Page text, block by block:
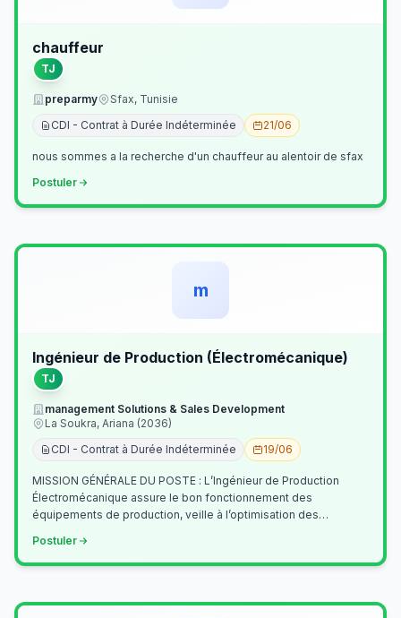
chauffeur
TJ
preparmy
Sfax, Tunisie
CDI - Contrat à Durée Indéterminée
21/06
nous sommes a la recherche d'un chauffeur au alentoir de sfax
Postuler
m
Ingénieur de Production (Électromécanique)
TJ
management Solutions & Sales Development
La Soukra, Ariana (2036)
CDI - Contrat à Durée Indéterminée
19/06
MISSION GÉNÉRALE DU POSTE : L’Ingénieur de Production
Électromécanique assure le bon fonctionnement des
équipements de production, veille à l’optimisation des
Postuler